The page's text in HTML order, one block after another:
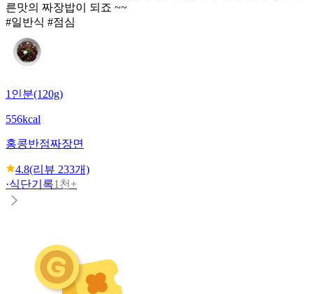
른맛의 짜장밥이 되죠 ~~
#일반식 #점심
1인분(120g)
556kcal
홍콩반점짜장면
4.8(리뷰 233개)
·식단기록1천+